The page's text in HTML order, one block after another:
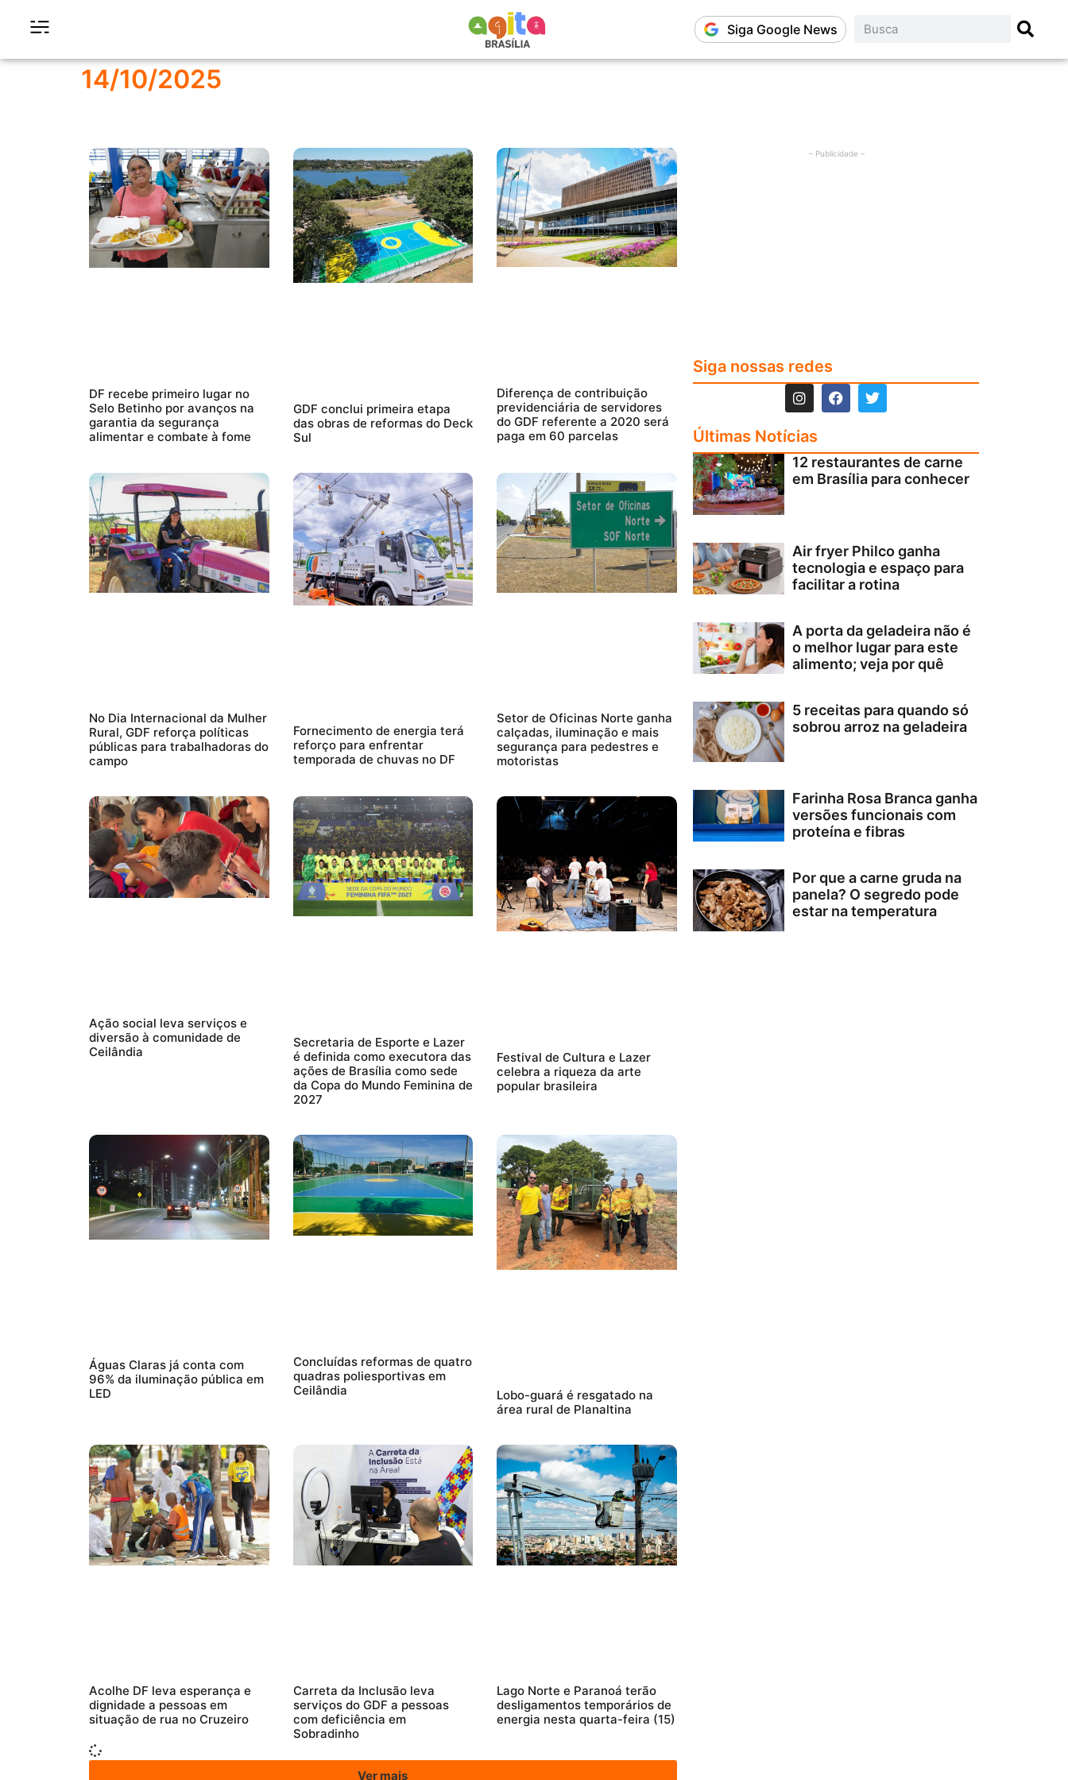
Siga Google News
14/10/2025
DF recebe primeiro lugar no
Selo Betinho por avanços na
garantia da segurança
alimentar e combate à fome
GDF conclui primeira etapa
das obras de reformas do Deck
Sul
Diferença de contribuição
previdenciária de servidores
do GDF referente a 2020 será
paga em 60 parcelas
No Dia Internacional da Mulher
Rural, GDF reforça políticas
públicas para trabalhadoras do
campo
Fornecimento de energia terá
reforço para enfrentar
temporada de chuvas no DF
Setor de Oficinas Norte ganha
calçadas, iluminação e mais
segurança para pedestres e
motoristas
Ação social leva serviços e
diversão à comunidade de
Ceilândia
Secretaria de Esporte e Lazer
é definida como executora das
ações de Brasília como sede
da Copa do Mundo Feminina de
2027
Festival de Cultura e Lazer
celebra a riqueza da arte
popular brasileira
Águas Claras já conta com
96% da iluminação pública em
LED
Concluídas reformas de quatro
quadras poliesportivas em
Ceilândia
Lobo-guará é resgatado na
área rural de Planaltina
Acolhe DF leva esperança e
dignidade a pessoas em
situação de rua no Cruzeiro
Carreta da Inclusão leva
serviços do GDF a pessoas
com deficiência em
Sobradinho
Lago Norte e Paranoá terão
desligamentos temporários de
energia nesta quarta-feira (15)
Ver mais
– Publicidade –
Siga nossas redes
Últimas Notícias
12 restaurantes de carne
em Brasília para conhecer
Air fryer Philco ganha
tecnologia e espaço para
facilitar a rotina
A porta da geladeira não é
o melhor lugar para este
alimento; veja por quê
5 receitas para quando só
sobrou arroz na geladeira
Farinha Rosa Branca ganha
versões funcionais com
proteína e fibras
Por que a carne gruda na
panela? O segredo pode
estar na temperatura